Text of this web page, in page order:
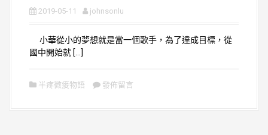
2019-05-11 johnsonlu
小華從小的夢想就是當一個歌手，為了達成目標，從
國中開始就 […]
半疼微痠物語 發佈留言